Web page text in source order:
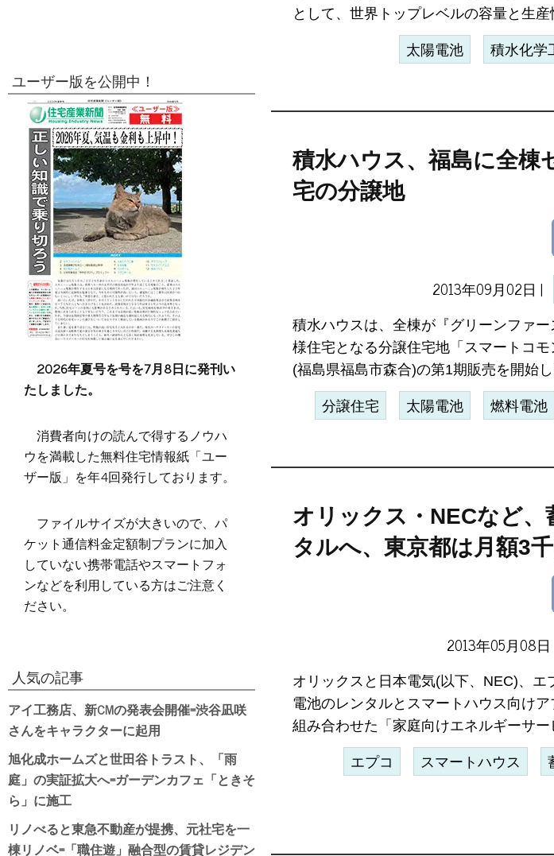
として、世界トップレベルの容量と生
太陽電池 積水化学
積水ハウス、福島に全棟
宅の分譲地
2013年09月02日 |
積水ハウスは、全棟が『グリーンファ
様住宅となる分譲住宅地「スマートコモ
(福島県福島市森合)の第1期販売を開始
分譲住宅 太陽電池 燃料電池
オリックス・NECなど、
タルへ、東京都は月額3
2013年05月08日
オリックスと日本電気(以下、NEC)、エ
電池のレンタルとスマートハウス向け
組み合わせた「家庭向けエネルギーサ
エプコ スマートハウス
ユーザー版を公開中！
2026年夏号を号を7月8日に発刊い
たしました。
消費者向けの読んで得するノウハ
ウを満載した無料住宅情報紙「ユー
ザー版」を年4回発行しております。
ファイルサイズが大きいので、パ
ケット通信料金定額制プランに加入
していない携帯電話やスマートフォ
ンなどを利用している方はご注意く
ださい。
人気の記事
アイ工務店、新CMの発表会開催=渋谷凪咲
さんをキャラクターに起用
旭化成ホームズと世田谷トラスト、「雨
庭」の実証拡大へ=ガーデンカフェ「ときそ
ら」に施工
リノべると東急不動産が提携、元社宅を一
棟リノベ=「職住遊」融合型の賃貸レジデン